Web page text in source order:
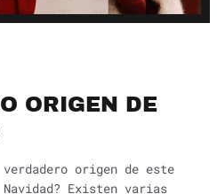
ORIGEN DE
origen de este
Existen varias